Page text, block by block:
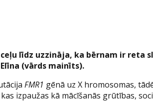
līdz uzzināja, ka bērnam ir reta
(vārds mainīts).
FMR1 gēnā uz X hromosomas,
izpaužas kā mācīšanās grūtības,